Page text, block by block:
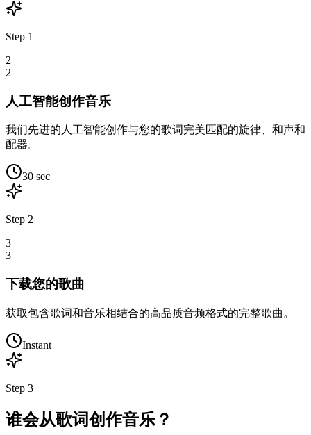
Step 1
2
2
人工智能创作音乐
我们先进的人工智能创作与您的歌词完美匹配的旋律、和声和
配器。
30 sec
Step 2
3
3
下载您的歌曲
获取包含歌词和音乐相结合的高品质音频格式的完整歌曲。
Instant
Step 3
谁会从歌词创作音乐？